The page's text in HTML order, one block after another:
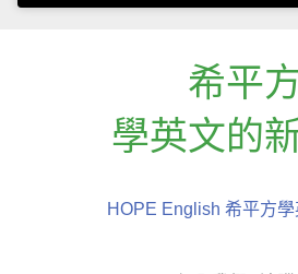
希平
學英文的
HOPE English 希平方